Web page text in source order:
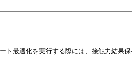
ト最適化を実行する際には、接触力結果